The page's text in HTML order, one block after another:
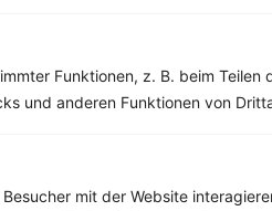
Funktionen, z. B. beim Teilen
und anderen Funktionen von
mit der Website
Rezepte